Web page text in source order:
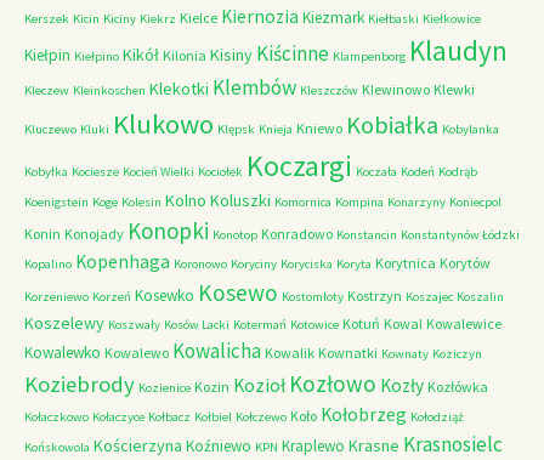
Kerszek Kicin Kiciny Kiekrz Kielce Kiernozia Kiezmark Kiełbaski Kiełkowice
Kiełpin Kiełpino Kikół Kilonia Kisiny Kiścinne Klampenborg Klaudyn
Kleczew Kleinkoschen Klekotki Klembów Kleszczów Klewinowo Klewki
Kluczewo Kluki Klukowo Klępsk Knieja Kniewo Kobiałka Kobylanka
Kobyłka Kociesze Kocień Wielki Kociołek Koczargi Koczała Kodeń Kodrąb
Koenigstein Koge Kolesin Kolno Koluszki Komornica Kompina Konarzyny Koniecpol
Konin Konojady Konopki Konotop Konradowo Konstancin Konstantynów Łódzki
Kopalino Kopenhaga Koronowo Koryciny Koryciska Koryta Korytnica Korytów
Korzeniewo Korzeń Kosewko Kosewo Kostomłoty Kostrzyn Koszajec Koszalin
Koszelewy Koszwały Kosów Lacki Kotermań Kotowice Kotuń Kowal Kowalewice
Kowalewko Kowalewo Kowalicha Kowalik Kownatki Kownaty Koziczyn
Koziebrody Kozienice Kozin Kozioł Kozłowo Kozły Kozłówka
Kołaczkowo Kołaczyce Kołbacz Kołbiel Kołczewo Koło Kołobrzeg Kołodziąż
Końskowola Kościerzyna Koźniewo KPN Kraplewo Krasne Krasnosielc